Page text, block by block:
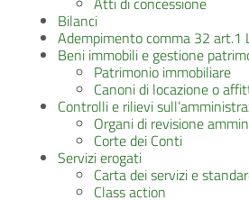
Bilanci
Adempimento comma 32 art.1
Beni immobili e gestione
Patrimonio immobiliare
Canoni di locazione o
Controlli e rilievi
Organi di revisione
Corte dei Conti
Servizi erogati
Carta dei servizi e
Class action